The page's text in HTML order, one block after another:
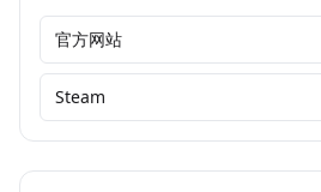
官方网站
Steam